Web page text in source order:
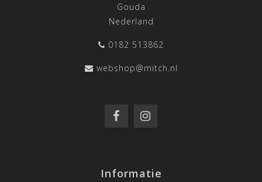
Gouda
Nederland
0182 513862
webshop@mitch.nl
Informatie